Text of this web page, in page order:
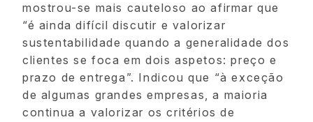
mostrou-se mais cauteloso ao afirmar que
“é ainda difícil discutir e valorizar
sustentabilidade quando a generalidade dos
clientes se foca em dois aspetos: preço e
prazo de entrega”. Indicou que “à exceção
de algumas grandes empresas, a maioria
continua a valorizar os critérios de